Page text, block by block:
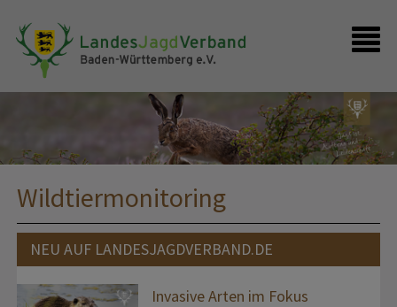
Shop
Kontakt
Anmelden
Wildtiermonitoring
NEU AUF LANDESJAGDVERBAND.DE
Invasive Arten im Fokus